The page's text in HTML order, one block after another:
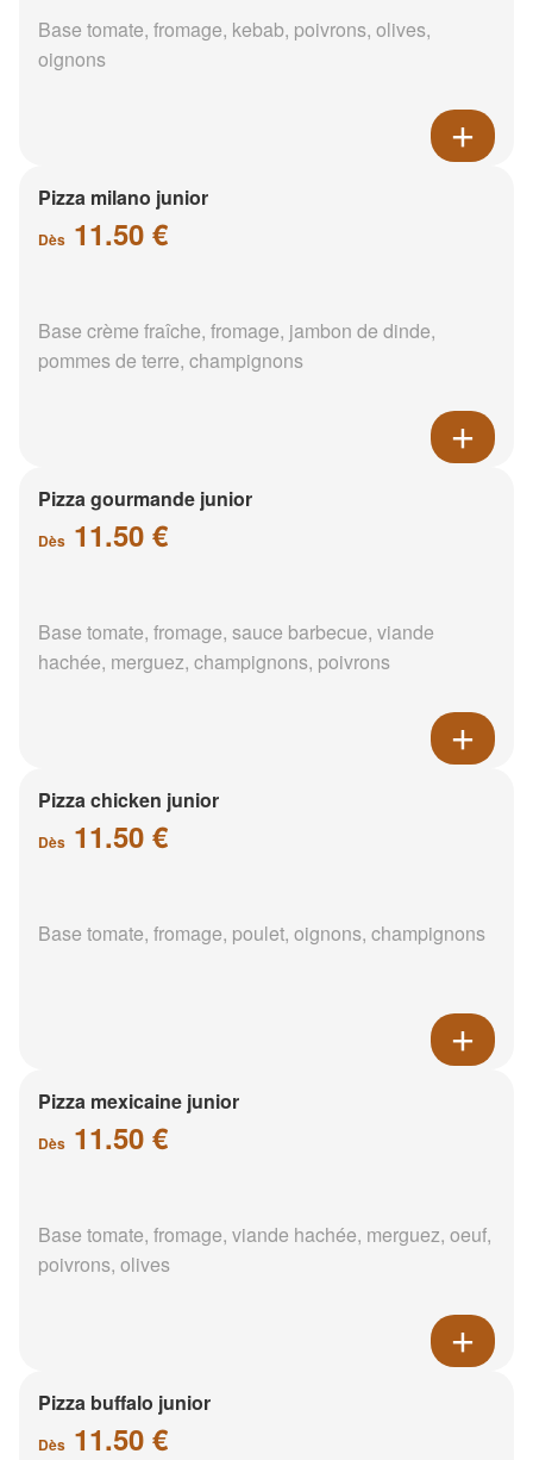
Base tomate, fromage, kebab, poivrons, olives,
oignons
Pizza milano junior
Dès 11.50 €
Base crème fraîche, fromage, jambon de dinde,
pommes de terre, champignons
Pizza gourmande junior
Dès 11.50 €
Base tomate, fromage, sauce barbecue, viande
hachée, merguez, champignons, poivrons
Pizza chicken junior
Dès 11.50 €
Base tomate, fromage, poulet, oignons, champignons
Pizza mexicaine junior
Dès 11.50 €
Base tomate, fromage, viande hachée, merguez, oeuf,
poivrons, olives
Pizza buffalo junior
Dès 11.50 €